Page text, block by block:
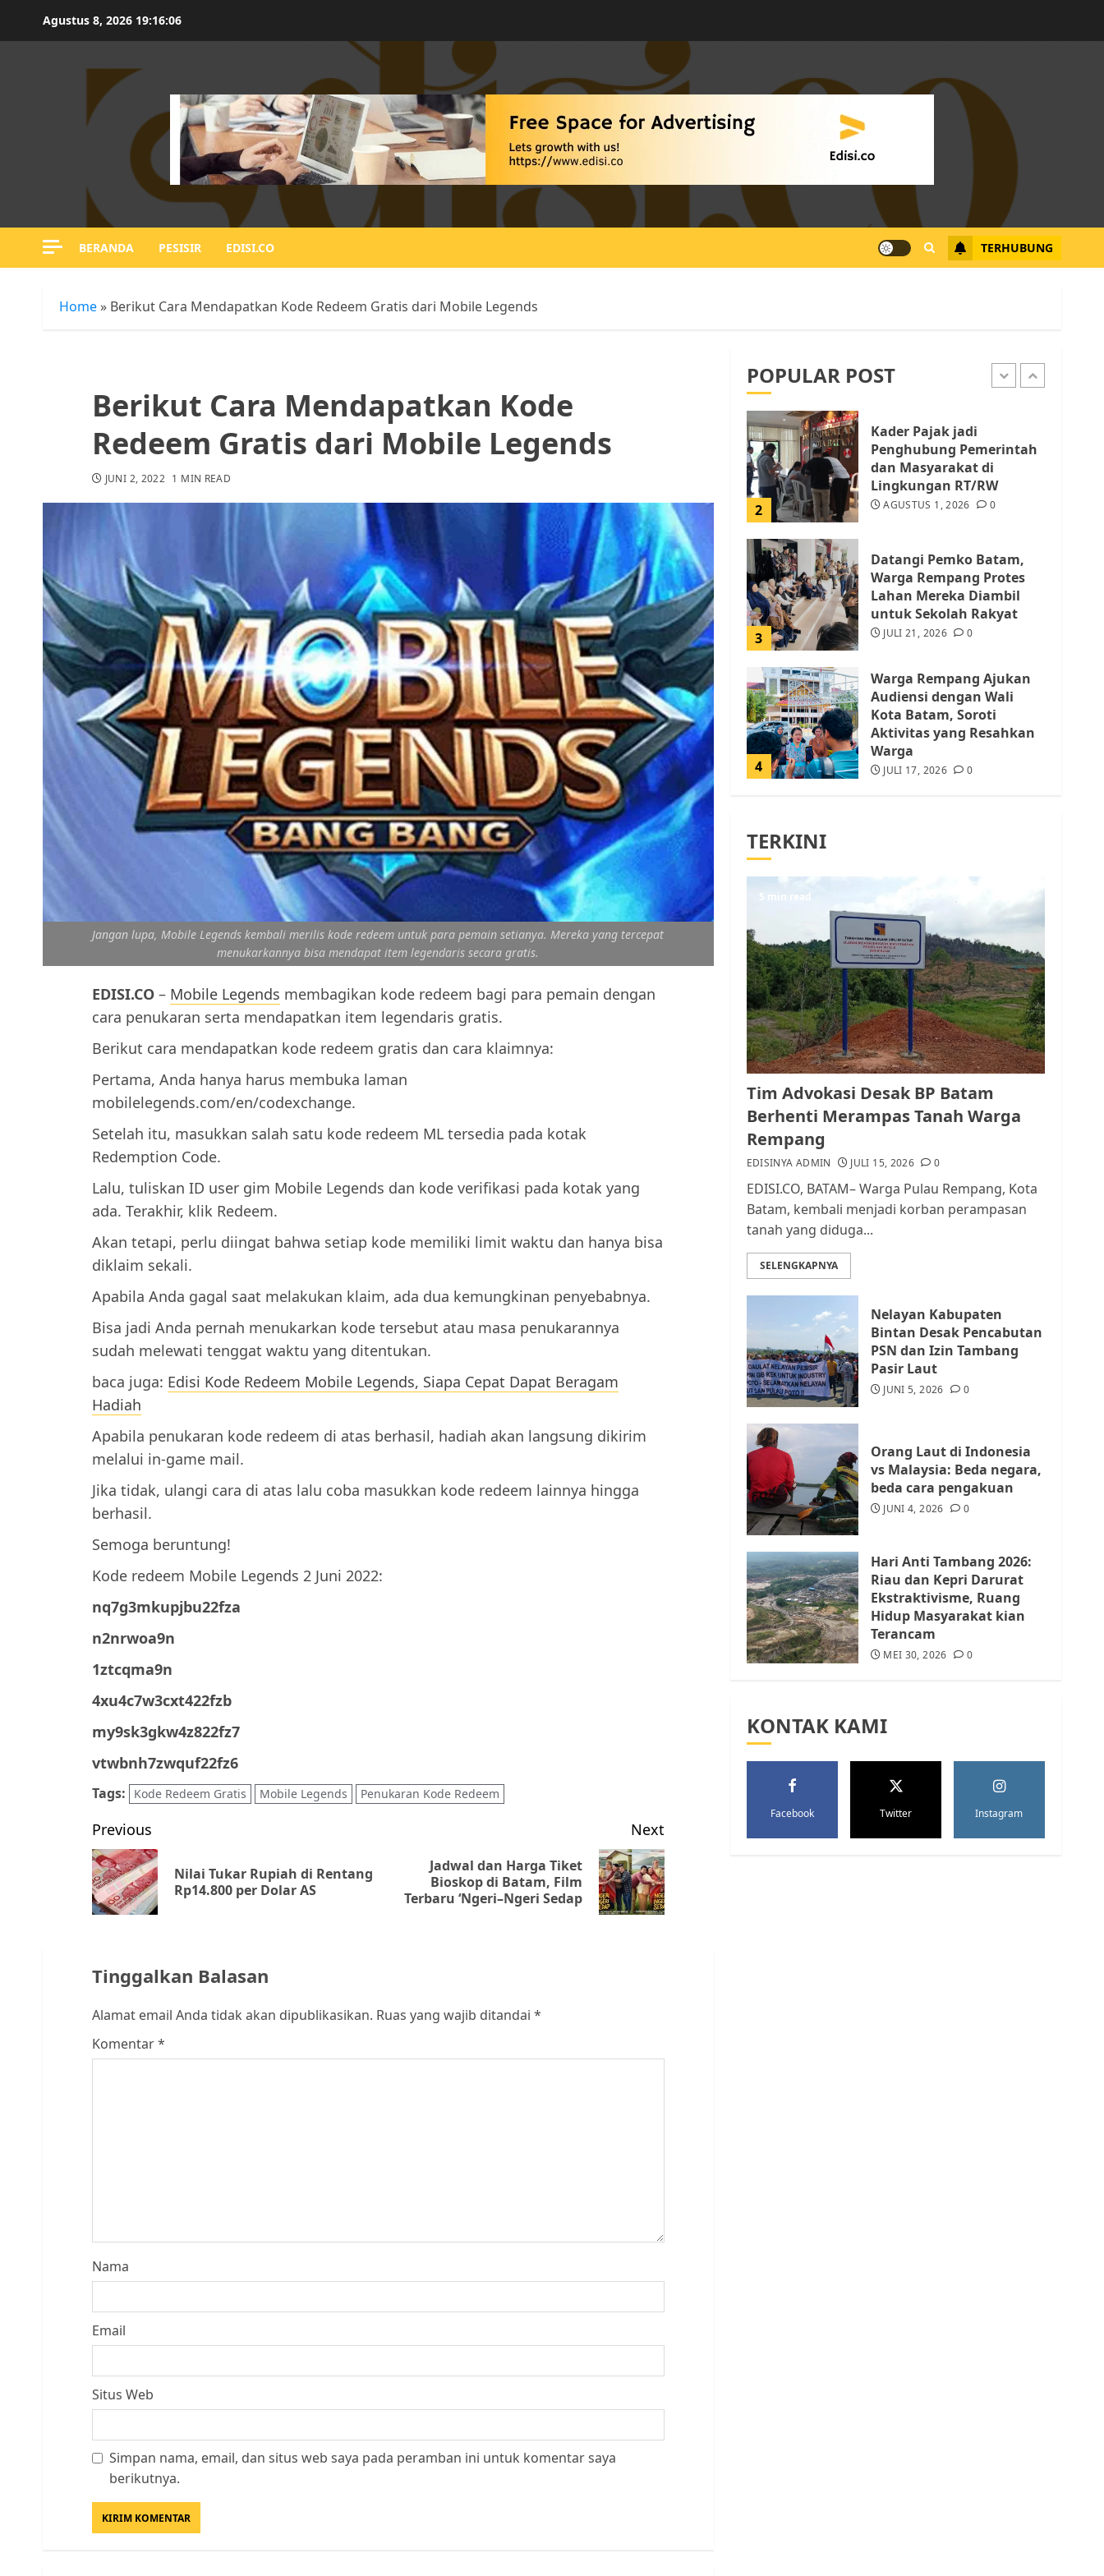
Agustus 8, 2026 19:16:07
BERANDA PESISIR EDISI.CO TERHUBUNG
Home » Berikut Cara Mendapatkan Kode Redeem Gratis dari Mobile Legends
Berikut Cara Mendapatkan Kode
Redeem Gratis dari Mobile Legends
JUNI 2, 2022 1 MIN READ
Jangan lupa, Mobile Legends kembali merilis kode redeem untuk para pemain setianya. Mereka yang tercepat
menukarkannya bisa mendapat item legendaris secara gratis.
EDISI.CO – Mobile Legends membagikan kode redeem bagi para pemain dengan
cara penukaran serta mendapatkan item legendaris gratis.
Berikut cara mendapatkan kode redeem gratis dan cara klaimnya:
Pertama, Anda hanya harus membuka laman
mobilelegends.com/en/codexchange.
Setelah itu, masukkan salah satu kode redeem ML tersedia pada kotak
Redemption Code.
Lalu, tuliskan ID user gim Mobile Legends dan kode verifikasi pada kotak yang
ada. Terakhir, klik Redeem.
Akan tetapi, perlu diingat bahwa setiap kode memiliki limit waktu dan hanya bisa
diklaim sekali.
Apabila Anda gagal saat melakukan klaim, ada dua kemungkinan penyebabnya.
Bisa jadi Anda pernah menukarkan kode tersebut atau masa penukarannya
sudah melewati tenggat waktu yang ditentukan.
baca juga: Edisi Kode Redeem Mobile Legends, Siapa Cepat Dapat Beragam
Hadiah
Apabila penukaran kode redeem di atas berhasil, hadiah akan langsung dikirim
melalui in-game mail.
Jika tidak, ulangi cara di atas lalu coba masukkan kode redeem lainnya hingga
berhasil.
Semoga beruntung!
Kode redeem Mobile Legends 2 Juni 2022:
nq7g3mkupjbu22fza
n2nrwoa9n
1ztcqma9n
4xu4c7w3cxt422fzb
my9sk3gkw4z822fz7
vtwbnh7zwquf22fz6
Tags: Kode Redeem Gratis Mobile Legends Penukaran Kode Redeem
Post
navigation
Previous
Previous
post:
Nilai Tukar Rupiah di Rentang
Rp14.800 per Dolar AS
Next
post:
Jadwal dan Harga Tiket
Bioskop di Batam, Film
Terbaru ‘Ngeri–Ngeri Sedap
Tinggalkan Balasan
Alamat email Anda tidak akan dipublikasikan. Ruas yang wajib ditandai *
Komentar*
Nama
Email
Situs Web
Simpan nama, email, dan situs web saya pada peramban ini untuk komentar saya
berikutnya.
POPULAR POST
Warga Rempang Ajukan
Kota Batam, Soroti
Aktivitas yang Resahkan
0
Batam Berhenti
Merampas Tanah Warga
Rempang
JULI 15, 2026
1 AGUSTUS 1, 2026
2
Kader Pajak jadi
Penghubung Pemerintah
dan Masyarakat di
Lingkungan RT/RW
AGUSTUS 1, 2026 0
3
Datangi Pemko Batam,
Warga Rempang Protes
Lahan Mereka Diambil
untuk Sekolah Rakyat
JULI 21, 2026 0
4
Warga Rempang Ajukan
Audiensi dengan Wali
Kota Batam, Soroti
Aktivitas yang Resahkan
Warga
JULI 17, 2026 0
5 JULI 15, 2026
1
Pemko Batam Tegaskan
RT dan RW bukan Petugas
Pendataan dan
Pemungutan Pajak
AGUSTUS 1, 2026 0
2
Kader Pajak jadi
Penghubung Pemerintah
dan Masyarakat di
Lingkungan RT/RW
3
Datangi Pemko Batam,
Warga Rempang Protes
Lahan Mereka Diambil
4
Warga Rempang Ajukan
Audiensi dengan Wali
Kota Batam, Soroti
Aktivitas yang Resahkan
Warga
5
Tim Advokasi Desak BP
Batam Berhenti
Merampas Tanah Warga
Rempang
TERKINI
5 min read
Tim Advokasi Desak BP Batam
Berhenti Merampas Tanah Warga
Rempang
EDISINYA ADMIN JULI 15, 2026 0
EDISI.CO, BATAM– Warga Pulau Rempang, Kota
Batam, kembali menjadi korban perampasan
tanah yang diduga...
SELENGKAPNYA
Nelayan Kabupaten
Bintan Desak Pencabutan
PSN dan Izin Tambang
Pasir Laut
JUNI 5, 2026 0
Orang Laut di Indonesia
vs Malaysia: Beda negara,
beda cara pengakuan
JUNI 4, 2026 0
Hari Anti Tambang 2026:
Riau dan Kepri Darurat
Ekstraktivisme, Ruang
Hidup Masyarakat kian
Terancam
MEI 30, 2026 0
KONTAK KAMI
Facebook Twitter Instagram